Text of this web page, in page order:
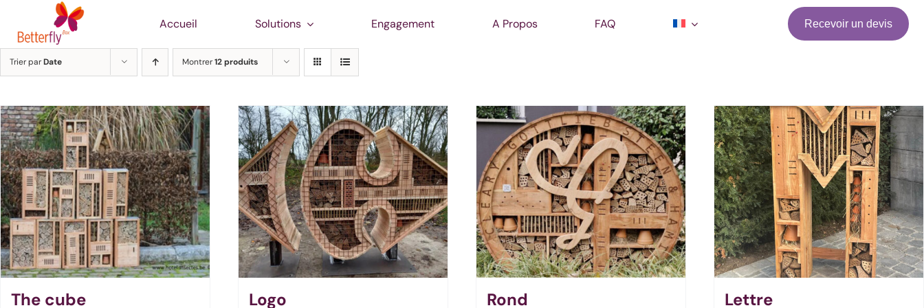
contenu
Accueil Solutions Engagement A Propos FAQ Recevoir un devis
Trier parDate Montrer12 produits
The cube Logo Rond Lettre